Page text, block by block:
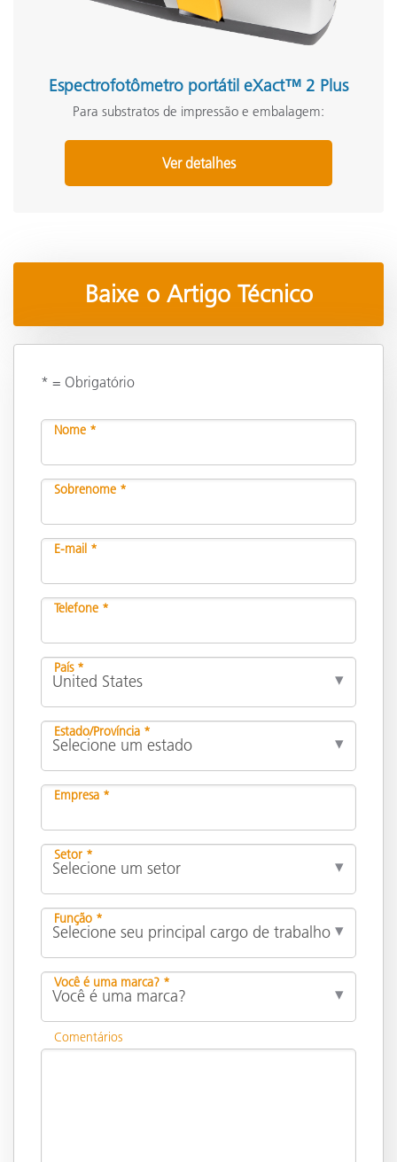
Espectrofotômetro portátil eXact™ 2 Plus
Para substratos de impressão e embalagem:
Ver detalhes
Baixe o Artigo Técnico
* = Obrigatório
Nome *
Sobrenome *
E-mail *
Telefone *
País *
Estado/Província *
Empresa *
Setor *
Função *
Você é uma marca? *
Comentários